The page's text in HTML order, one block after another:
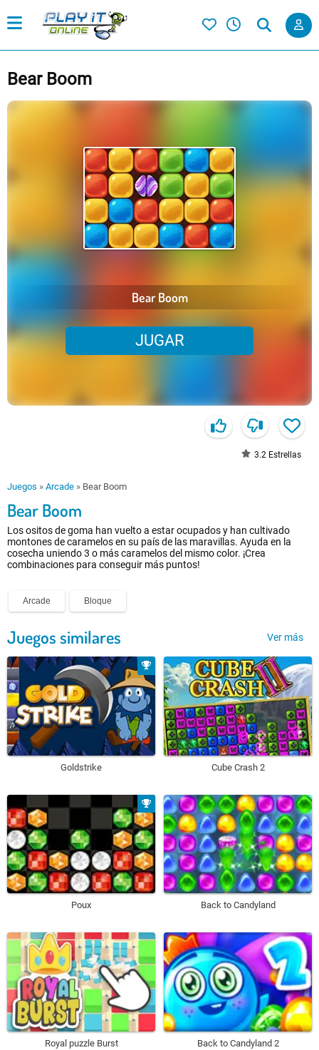
Bear Boom
Bear Boom
JUGAR
3.2 Estrellas
Juegos » Arcade » Bear Boom
Bear Boom
Los ositos de goma han vuelto a estar ocupados y han cultivado
montones de caramelos en su país de las maravillas. Ayuda en la
cosecha uniendo 3 o más caramelos del mismo color. ¡Crea
combinaciones para conseguir más puntos!
Arcade Bloque
Juegos similares Ver más
Goldstrike Cube Crash 2
Poux Back to Candyland
Royal puzzle Burst Back to Candyland 2